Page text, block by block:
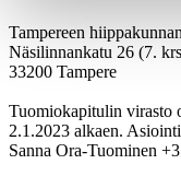
Tampereen
Näsilinnankatu 26 (7.
33200 Tampere
Tuomiokapitulin virasto
2.1.2023 alkaen.
Sanna Ora-Tuominen